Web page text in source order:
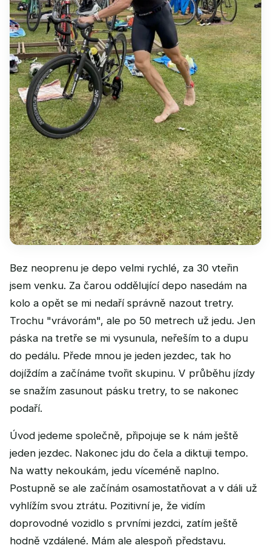
Bez neoprenu je depo velmi rychlé, za 30 vteřin
jsem venku. Za čarou oddělující depo nasedám na
kolo a opět se mi nedaří správně nazout tretry.
Trochu "vrávorám", ale po 50 metrech už jedu. Jen
páska na tretře se mi vysunula, neřeším to a dupu
do pedálu. Přede mnou je jeden jezdec, tak ho
dojíždím a začínáme tvořit skupinu. V průběhu jízdy
se snažím zasunout pásku tretry, to se nakonec
podaří.
Úvod jedeme společně, připojuje se k nám ještě
jeden jezdec. Nakonec jdu do čela a diktuji tempo.
Na watty nekoukám, jedu víceméně naplno.
Postupně se ale začínám osamostatňovat a v dáli už
vyhlížím svou ztrátu. Pozitivní je, že vidím
doprovodné vozidlo s prvními jezdci, zatím ještě
hodně vzdálené. Mám ale alespoň představu.